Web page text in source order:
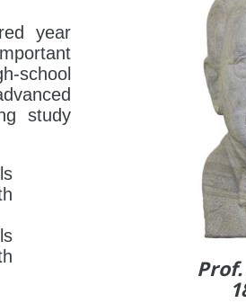
year
school
study